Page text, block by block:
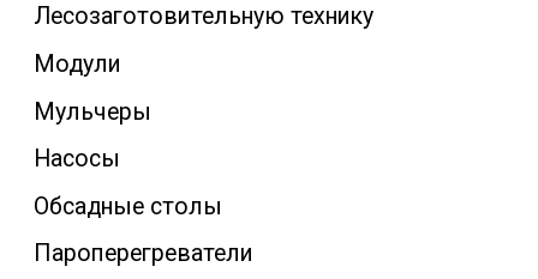
Лесозаготовительную технику
Модули
Мульчеры
Насосы
Обсадные столы
Пароперегреватели